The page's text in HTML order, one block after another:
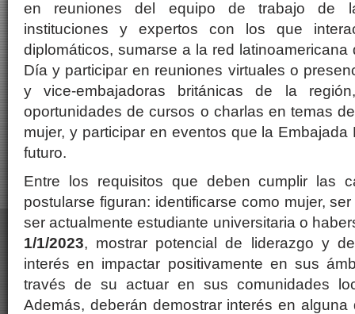
en reuniones del equipo de trabajo de
instituciones y expertos con los que
diplomáticos, sumarse a la red
Día y participar en reuniones virtuales o
y vice-embajadoras británicas de la
oportunidades de cursos o charlas en temas
mujer, y participar en eventos que la
futuro.
Entre los requisitos que deben cumplir las
postularse figuran: identificarse como mujer,
ser actualmente estudiante universitaria o
1/1/2023, mostrar potencial de liderazgo y
interés en impactar positivamente en sus
través de su actuar en sus comunidades
Además, deberán demostrar interés en